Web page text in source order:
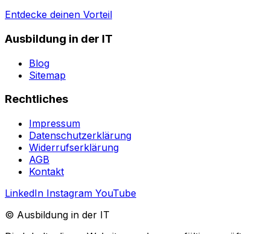
Entdecke deinen Vorteil
Ausbildung in der IT
Blog
Sitemap
Rechtliches
Impressum
Datenschutzerklärung
Widerrufserklärung
AGB
Kontakt
LinkedIn Instagram YouTube
© Ausbildung in der IT